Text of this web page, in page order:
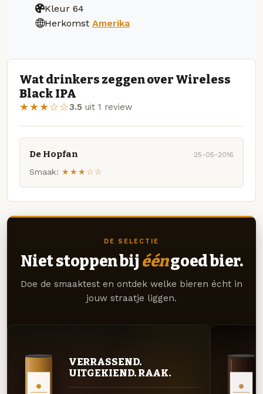
Kleur 64
Herkomst Amerika
Wat drinkers zeggen over Wireless
Black IPA
★★★☆☆3.5 uit 1 review
De Hopfan 25-05-2016
Smaak: ★★★☆☆
DE SELECTIE
Niet stoppen bij ééngoed bier.
Doe de smaaktest en ontdek welke bieren écht in
jouw straatje liggen.
VERRASSEND.
UITGEKIEND. RAAK.